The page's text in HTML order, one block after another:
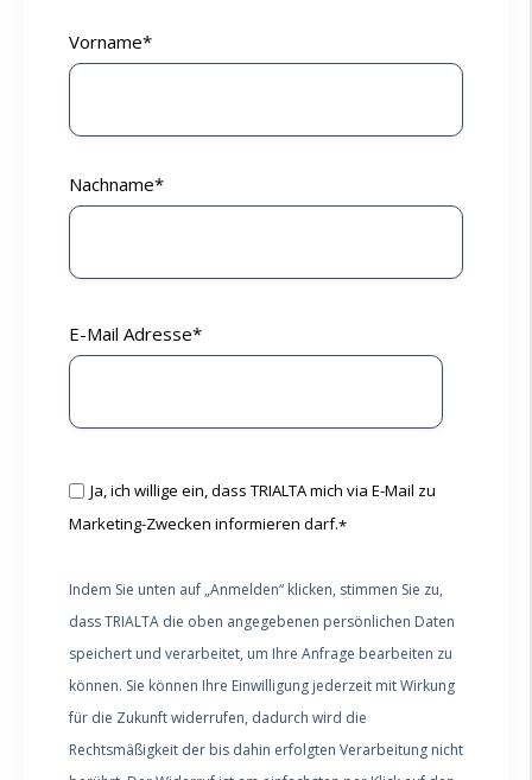
Vorname*
Nachname*
E-Mail Adresse*
Ja, ich willige ein, dass TRIALTA mich via E-Mail zu
Marketing-Zwecken informieren darf.*
Indem Sie unten auf „Anmelden“ klicken, stimmen Sie zu,
dass TRIALTA die oben angegebenen persönlichen Daten
speichert und verarbeitet, um Ihre Anfrage bearbeiten zu
können. Sie können Ihre Einwilligung jederzeit mit Wirkung
für die Zukunft widerrufen, dadurch wird die
Rechtsmäßigkeit der bis dahin erfolgten Verarbeitung nicht